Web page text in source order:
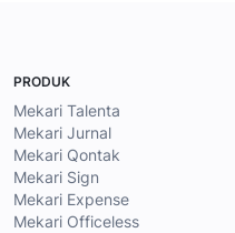
PRODUK
Mekari Talenta
Mekari Jurnal
Mekari Qontak
Mekari Sign
Mekari Expense
Mekari Officeless